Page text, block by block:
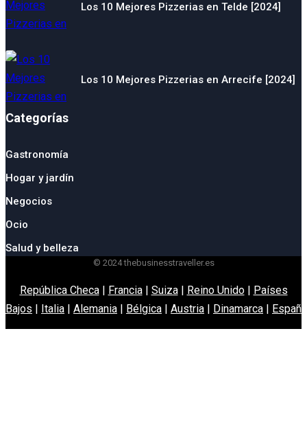
Los 10 Mejores Pizzerias en Telde [2024]
Los 10 Mejores Pizzerias en Arrecife [2024]
Categorías
Gastronomía
Hogar y jardín
Negocios
Ocio
Salud y belleza
© 2024 thebusinesstraveller.es
República Checa| Francia| Suiza| Reino Unido| Países
Bajos | Italia | Alemania | Bélgica | Austria | Dinamarca | España